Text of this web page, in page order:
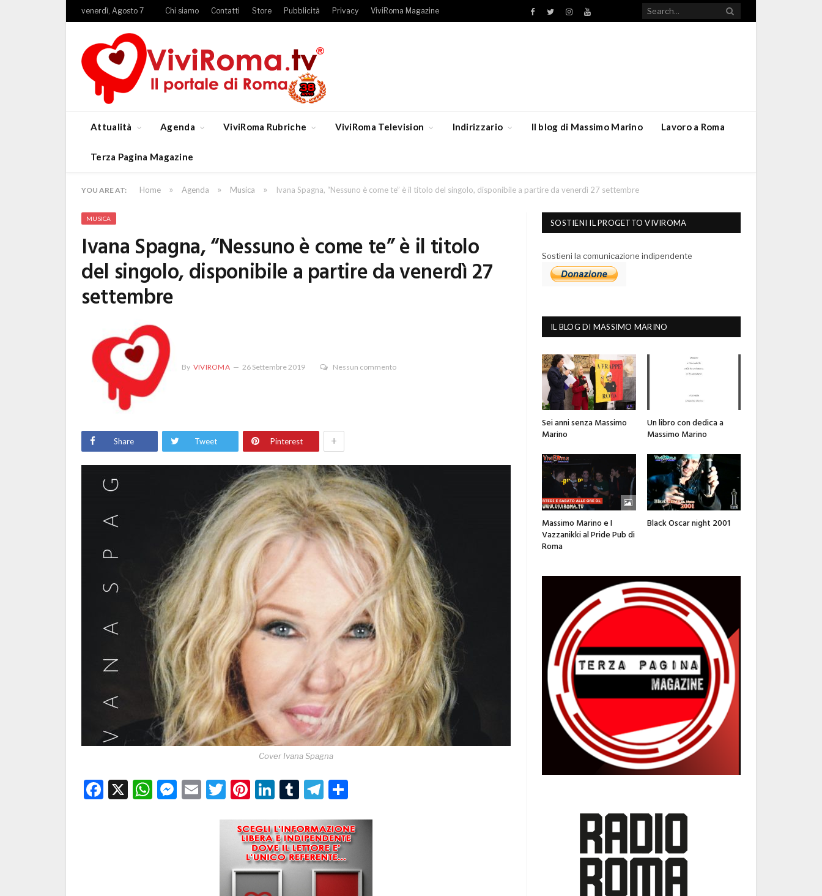
venerdì, Agosto 7 Chi siamo Contatti Store Pubblicità Privacy ViviRoma Magazine Facebook
TwitterInstagramYouTube
Attualità Agenda ViviRoma Rubriche ViviRoma Television Indirizzario Il blog di Massimo Marino Lavoro a Roma
Terza Pagina Magazine
YOU ARE AT: Home » Agenda » Musica » Ivana Spagna, “Nessuno è come te” è il titolo del singolo, disponibile a partire da venerdì 27 settembre
MUSICA
Ivana Spagna, “Nessuno è come te” è il titolo
del singolo, disponibile a partire da venerdì 27
settembre
By VIVIROMA 26 Settembre 2019 Nessun commento
Share Tweet Pinterest +
Cover Ivana Spagna
Facebook
X WhatsApp
Messenger
EmailTwitter
Pinterest
LinkedIn
TumblrTelegram
SOSTIENI IL PROGETTO VIVIROMA
Sostieni la comunicazione indipendente
IL BLOG DI MASSIMO MARINO
Sei anni senza Massimo
Marino
Un libro con dedica a
Massimo Marino
Massimo Marino e I
Vazzanikki al Pride Pub di
Roma
Black Oscar night 2001